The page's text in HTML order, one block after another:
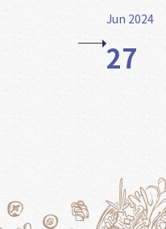
Jun 2024
27